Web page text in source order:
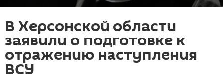
В Херсонской области
заявили о подготовке к
отражению наступления
ВСУ